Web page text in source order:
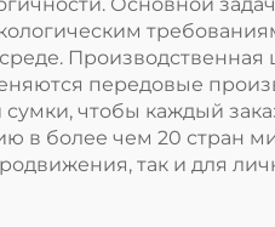
магазина и
продуктов
Производственная
передовые
чтобы каждый
в более чем 20 стран
так и для